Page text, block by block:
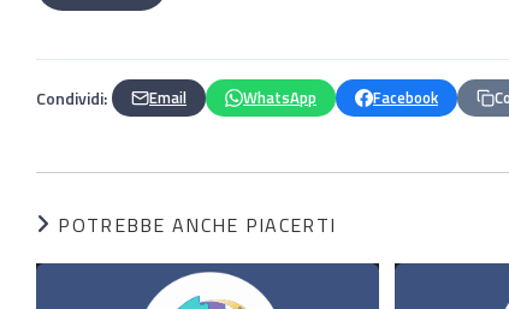
Condividi: Email WhatsApp Facebook
POTREBBE ANCHE PIACERTI